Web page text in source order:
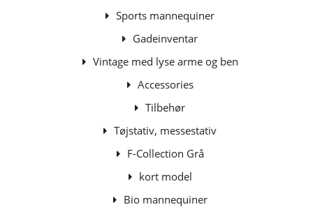
Sports mannequiner
Gadeinventar
Vintage med lyse arme og ben
Accessories
Tilbehør
Tøjstativ, messestativ
F-Collection Grå
kort model
Bio mannequiner